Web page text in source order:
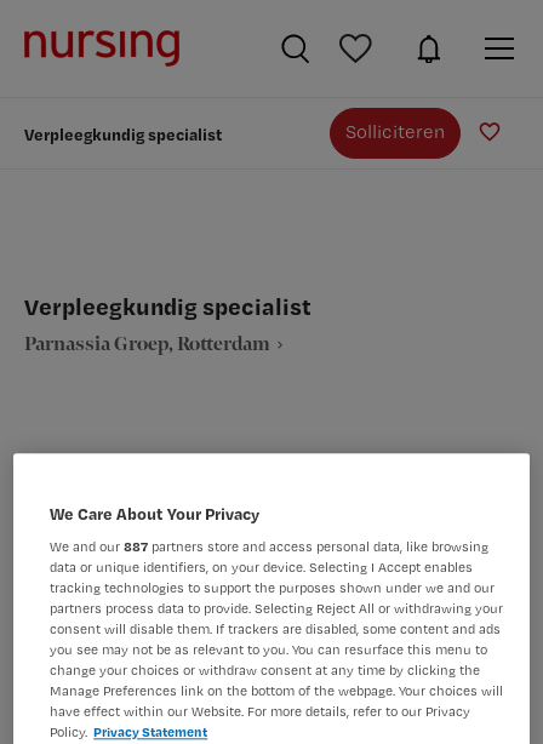
Verpleegkundig specialist Solliciteren
Verpleegkundig specialist
Parnassia Groep, Rotterdam
Verpleegkunde
BRANCHE
Zelfstandige kliniek
AANSTELLING
Tijdelijk met uitzicht op vast
PLAATSINGSDATUM
8 oktober 2025
NIVEAU
HBO
ERVARING DIENSTVERBAND
We Care About Your Privacy
We and our887 partners store and access personal data, like browsing
data or unique identifiers, on your device. Selecting I Accept enables
tracking technologies to support the purposes shown under we and our
partners process data to provide. Selecting Reject All or withdrawing your
consent will disable them. If trackers are disabled, some content and ads
you see may not be as relevant to you. You can resurface this menu to
change your choices or withdraw consent at any time by clicking the
Manage Preferences link on the bottom of the webpage. Your choices will
have effect within our Website. For more details, refer to our Privacy
Policy. Privacy Statement